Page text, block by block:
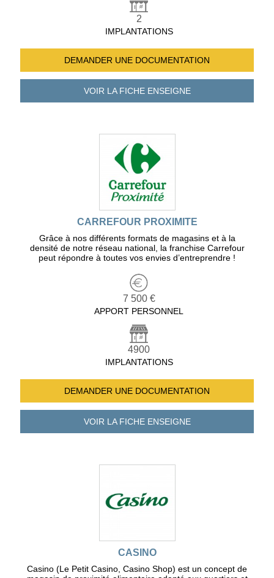
2
IMPLANTATIONS
DEMANDER UNE DOCUMENTATION
VOIR LA FICHEENSEIGNE
CARREFOUR PROXIMITE
Grâce à nos différents formats de magasins et à la
densité de notre réseau national, la franchise Carrefour
peut répondre à toutes vos envies d’entreprendre !
7 500 €
APPORT PERSONNEL
4900
IMPLANTATIONS
DEMANDER UNE DOCUMENTATION
VOIR LA FICHEENSEIGNE
CASINO
Casino (Le Petit Casino, Casino Shop) est un concept de